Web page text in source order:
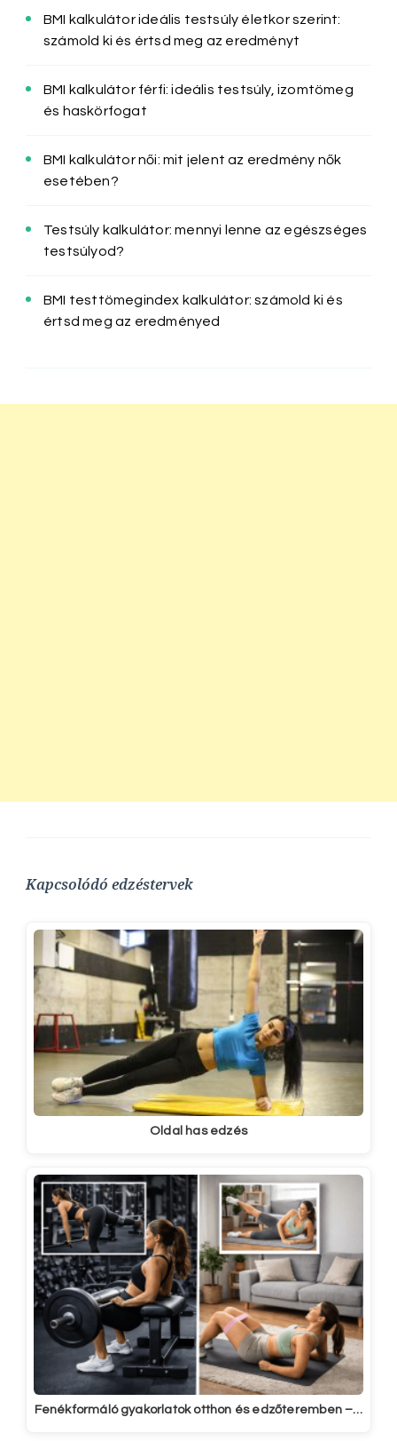
BMI kalkulátor ideális testsúly életkor szerint:
számold ki és értsd meg az eredményt
BMI kalkulátor férfi: ideális testsúly, izomtömeg
és haskörfogat
BMI kalkulátor női: mit jelent az eredmény nők
esetében?
Testsúly kalkulátor: mennyi lenne az egészséges
testsúlyod?
BMI testtömegindex kalkulátor: számold ki és
értsd meg az eredményed
Kapcsolódó edzéstervek
Oldal has edzés
Fenékformáló gyakorlatok otthon és edzőteremben –…